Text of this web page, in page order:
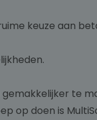
keuze aan
te
op doen is